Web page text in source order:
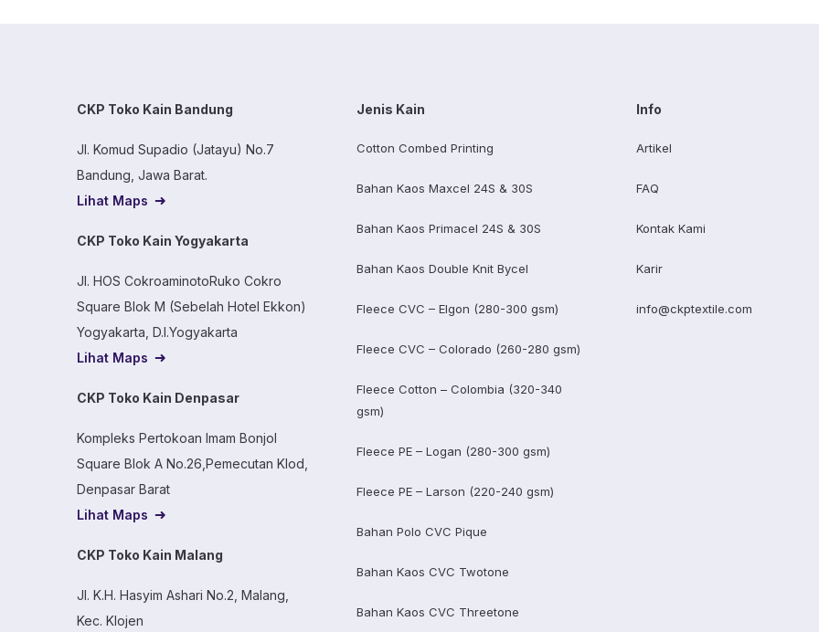
CKP Toko Kain Bandung
Jl. Komud Supadio (Jatayu) No.7
Bandung, Jawa Barat.
Lihat Maps
CKP Toko Kain Yogyakarta
Jl. HOS CokroaminotoRuko Cokro
Square Blok M (Sebelah Hotel Ekkon)
Yogyakarta, D.I.Yogyakarta
Lihat Maps
CKP Toko Kain Denpasar
Kompleks Pertokoan Imam Bonjol
Square Blok A No.26,Pemecutan Klod,
Denpasar Barat
Lihat Maps
CKP Toko Kain Malang
Jl. K.H. Hasyim Ashari No.2, Malang,
Kec. Klojen
Jenis Kain
Cotton Combed Printing
Bahan Kaos Maxcel 24S & 30S
Bahan Kaos Primacel 24S & 30S
Bahan Kaos Double Knit Bycel
Fleece CVC – Elgon (280-300 gsm)
Fleece CVC – Colorado (260-280 gsm)
Fleece Cotton – Colombia (320-340
gsm)
Fleece PE – Logan (280-300 gsm)
Fleece PE – Larson (220-240 gsm)
Bahan Polo CVC Pique
Bahan Kaos CVC Twotone
Bahan Kaos CVC Threetone
Info
Artikel
FAQ
Kontak Kami
Karir
info@ckptextile.com